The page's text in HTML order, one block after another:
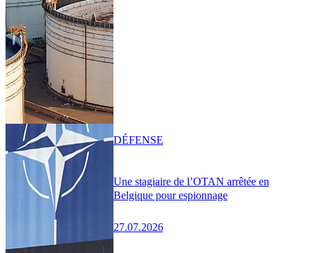
Une stagiaire de l’OTAN arrêtée en
Belgique pour espionnage
27.07.2026
DÉFENSE